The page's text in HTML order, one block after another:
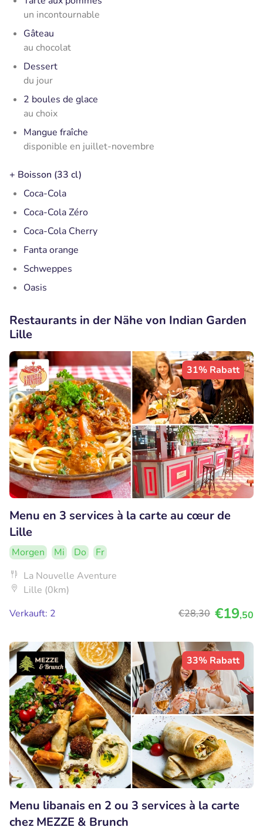
un incontournable
Gâteau
au chocolat
Dessert
du jour
2 boules de glace
au choix
Mangue fraîche
disponible en juillet-novembre
+ Boisson (33 cl)
Coca-Cola
Coca-Cola Zéro
Coca-Cola Cherry
Fanta orange
Schweppes
Oasis
Restaurants in der Nähe von Indian Garden
Lille
31% Rabatt
Menu en 3 services à la carte au cœur de
Lille
Morgen Mi Do
Fr
La Nouvelle Aventure
Lille (0km)
Verkauft: 2
€28,30 €19,50
33% Rabatt
Menu libanais en 2 ou 3 services à la carte
chez MEZZE & Brunch